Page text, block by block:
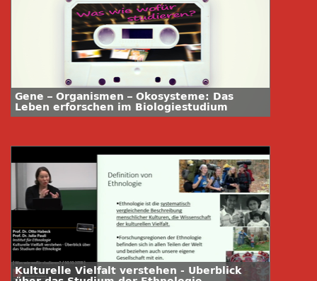
Gene – Organismen – Ökosysteme: Das
Leben erforschen im Biologiestudium
Kulturelle Vielfalt verstehen - Überblick